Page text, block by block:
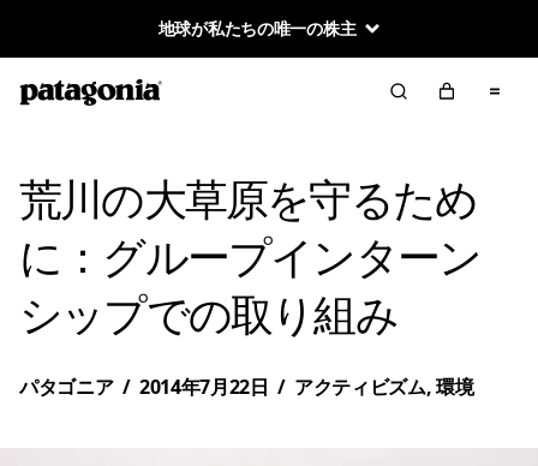
地球が私たちの唯一の株主
荒川の大草原を守るため
に：グループインターン
シップでの取り組み
パタゴニア / 2014年7月22日 / アクティビズム,環境